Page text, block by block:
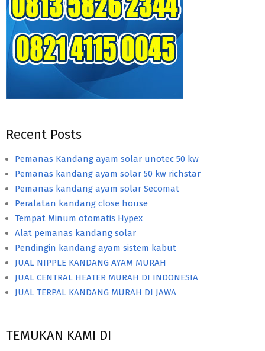
Recent Posts
Pemanas Kandang ayam solar unotec 50 kw
Pemanas kandang ayam solar 50 kw richstar
Pemanas kandang ayam solar Secomat
Peralatan kandang close house
Tempat Minum otomatis Hypex
Alat pemanas kandang solar
Pendingin kandang ayam sistem kabut
JUAL NIPPLE KANDANG AYAM MURAH
JUAL CENTRAL HEATER MURAH DI INDONESIA
JUAL TERPAL KANDANG MURAH DI JAWA
TEMUKAN KAMI DI